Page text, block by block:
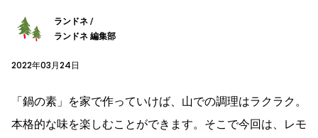
ランドネ /
ランドネ 編集部
2022年03月24日
「鍋の素」を家で作っていけば、山での調理はラクラク。
本格的な味を楽しむことができます。そこで今回は、レモ